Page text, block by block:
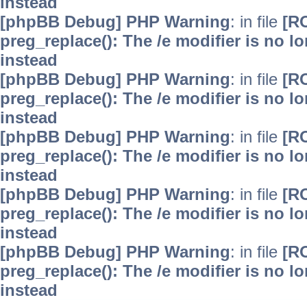
[phpBB Debug] PHP Warning: in file
preg_replace(): The /e modifier is no
instead
[phpBB Debug] PHP Warning: in file
preg_replace(): The /e modifier is no
instead
[phpBB Debug] PHP Warning: in file
preg_replace(): The /e modifier is no
instead
[phpBB Debug] PHP Warning: in file
preg_replace(): The /e modifier is no
instead
[phpBB Debug] PHP Warning: in file
preg_replace(): The /e modifier is no
instead